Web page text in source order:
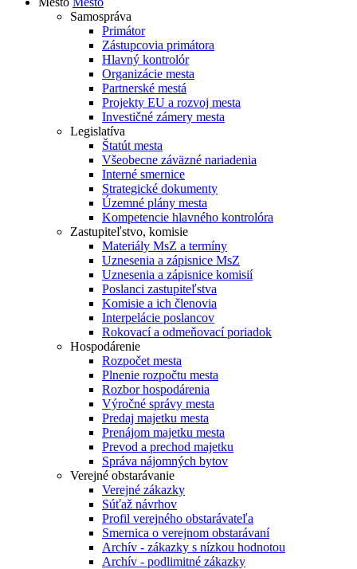
Samospráva
Primátor
Zástupcovia primátora
Hlavný kontrolór
Organizácie mesta
Partnerské mestá
Projekty EU a rozvoj mesta
Investičné zámery mesta
Legislatíva
Štatút mesta
Všeobecne záväzné nariadenia
Interné smernice
Strategické dokumenty
Územné plány mesta
Kompetencie hlavného kontrolóra
Zastupiteľstvo, komisie
Materiály MsZ a termíny
Uznesenia a zápisnice MsZ
Uznesenia a zápisnice komisií
Poslanci zastupiteľstva
Komisie a ich členovia
Interpelácie poslancov
Rokovací a odmeňovací poriadok
Hospodárenie
Rozpočet mesta
Plnenie rozpočtu mesta
Rozbor hospodárenia
Výročné správy mesta
Predaj majetku mesta
Prenájom majetku mesta
Prevod a prechod majetku
Správa nájomných bytov
Verejné obstarávanie
Verejné zákazky
Súťaž návrhov
Profil verejného obstarávateľa
Smernica o verejnom obstarávaní
Archív - zákazky s nízkou hodnotou
Archív - podlimitné zákazky